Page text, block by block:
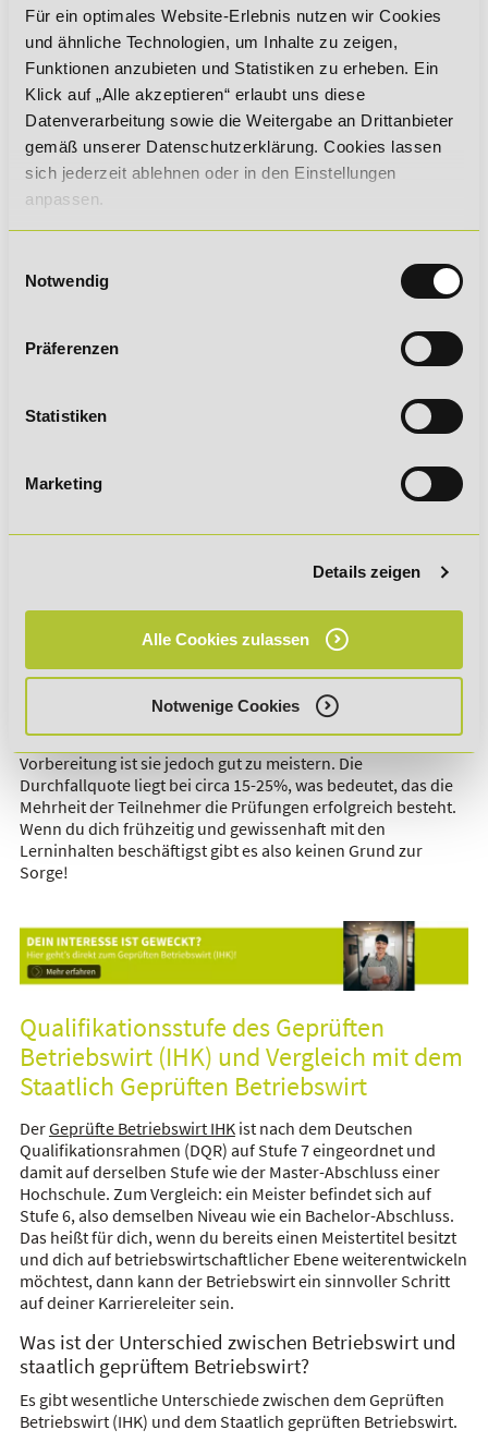
Für ein optimales Website-Erlebnis nutzen wir Cookies
und ähnliche Technologien, um Inhalte zu zeigen,
Funktionen anzubieten und Statistiken zu erheben. Ein
Klick auf „Alle akzeptieren“ erlaubt uns diese
Datenverarbeitung sowie die Weitergabe an Drittanbieter
gemäß unserer Datenschutzerklärung. Cookies lassen
sich jederzeit ablehnen oder in den Einstellungen
anpassen.
Notwendig
Präferenzen
Statistiken
Marketing
Details zeigen
Alle Cookies zulassen
Notwenige Cookies
gut mit deinem Berufs- und Privatleben vereinbar. Nach der
DIHK-Erfolgsstudie Weiterbildung von 2023 profitieren
Absolventen vor allem finanziell deutlich von dem Abschluss:
mehr als die Hälfte der Teilnehmer konnten nach der
Weiterbildung ein höheres Gehalt erzielen, ein Viertel davon
verdiente monatlich über 1.000 Euro mehr! Außerdem
konnten über 70% der Absolventen die
Weiterbildungskosten durch die Förderungen decken.
Berufliche Einsatzmöglichkeiten als Betriebswirt
(IHK)
organisatorische Aufgaben in Unternehmen. Sie sind in
Controlling & Finanzmanagement
: Budgetplanung,
Verkaufsstrategien, Kundenmanagement
Logistik & Einkauf
Unternehmensführung & Geschäftsleitung: Strategische
in der Wirtschaft hoch anerkannt. Absolventen haben Zugang
zu vielfältigen Karrierewegen und können in nahezu jeder
Branche tätig sein.
Wie schwer ist die Prüfung zum Betriebswirt (IHK)?
Die Weiterbildung gilt zwar als anspruchsvoll, mit guter
Vorbereitung ist sie jedoch gut zu meistern. Die
Durchfallquote liegt bei circa 15-25%, was bedeutet, das die
Mehrheit der Teilnehmer die Prüfungen erfolgreich besteht.
Wenn du dich frühzeitig und gewissenhaft mit den
Lerninhalten beschäftigst gibt es also keinen Grund zur
Sorge!
Qualifikationsstufe des Geprüften
Betriebswirt (IHK) und Vergleich mit dem
Staatlich Geprüften Betriebswirt
DerGeprüfte Betriebswirt IHKist nach dem Deutschen
Qualifikationsrahmen (DQR) auf Stufe 7 eingeordnet und
damit auf derselben Stufe wie der Master-Abschluss einer
Hochschule. Zum Vergleich: ein Meister befindet sich auf
Stufe 6, also demselben Niveau wie ein Bachelor-Abschluss.
Das heißt für dich, wenn du bereits einen Meistertitel besitzt
und dich auf betriebswirtschaftlicher Ebene weiterentwickeln
möchtest, dann kann der Betriebswirt ein sinnvoller Schritt
auf deiner Karriereleiter sein.
Was ist der Unterschied zwischen Betriebswirt und
staatlich geprüftem Betriebswirt?
Es gibt wesentliche Unterschiede zwischen dem Geprüften
Betriebswirt (IHK) und dem Staatlich geprüften Betriebswirt.